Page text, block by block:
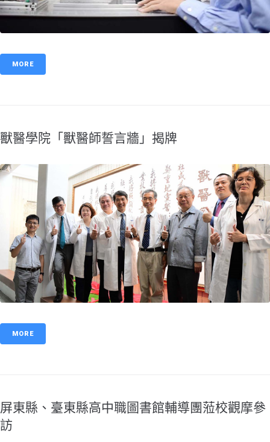
MORE
獸醫學院「獸醫師誓言牆」揭牌
MORE
屏東縣、臺東縣高中職圖書館輔導團蒞校觀摩參
訪